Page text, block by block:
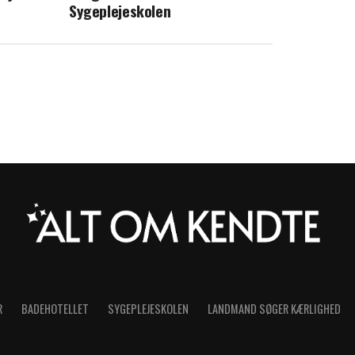
Sygeplejeskolen
BADEHOTELLET SYGEPLEJESKOLEN LANDMAND SØGER KÆRLIGHED